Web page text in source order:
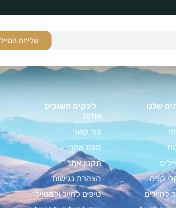
שליחת המייל
שלנו
קפה
לחיילים
לינקים חשובים
אודות
צור קשר
מפת אתר
תקנון אתר
הצהרת נגישות
טיפים לחייל ולמטייל